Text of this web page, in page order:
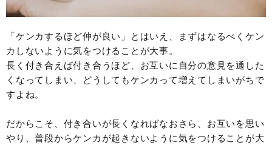
「ケンカするほど仲が良い」とはいえ、まずはなるべくケン
カしないように気をつけることが大事。
長く付き合えば付き合うほど、お互いに自分の意見を通した
くなってしまい、どうしてもケンカって増えてしまいがちで
すよね。
だからこそ、付き合いが長くなればなおさら、お互いを思い
やり、普段からケンカが起きないように気をつけることが大